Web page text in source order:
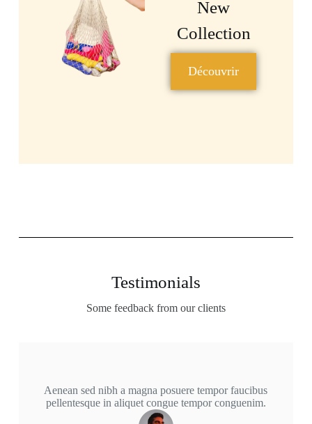
New
Collection
Découvrir
Testimonials
Some feedback from our clients
Aenean sed nibh a magna posuere tempor faucibus
pellentesque in aliquet congue tempor conguenim.